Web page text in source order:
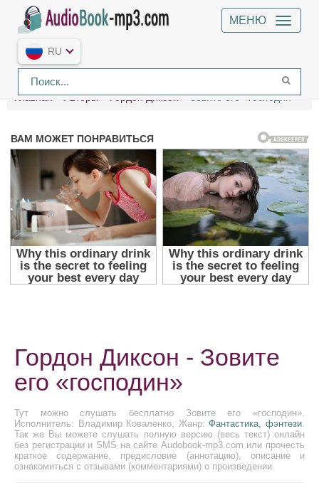
МЕНЮ
RU
Главная Авторы Гордон Диксон Зовите его «господин»
Гордон Диксон - Зовите
его «господин»
Тут можно слушать бесплатно Зовите его «господин».
Исполнитель: Владимир Коваленко, Жанр:Фантастика, фэнтези.
Так же Вы можете слушать полную версию (весь текст) онлайн
без регистрации и SMS на сайте Audobook-mp3.com или прочесть
краткое содержание, предисловие (аннотацию), описание и
ознакомиться с отзывами (комментариями) о произведении.